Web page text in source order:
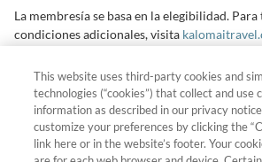
La membresía se basa en la elegibilidad.
condiciones adicionales, visita
Kalomai Travel y las marcas relacionadas son
y/o marcas de servicio en los Estados Unidos
Reservados todos los derechos.
This website uses third-party cookies and
technologies (“cookies”) that collect and use
information as described in our privacy
customize your preferences by clicking the
link here or in the website’s footer. Your